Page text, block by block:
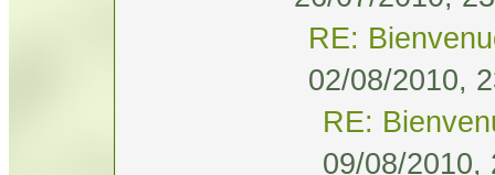
RE:
02/08/2010,
RE:
09/08/2010,